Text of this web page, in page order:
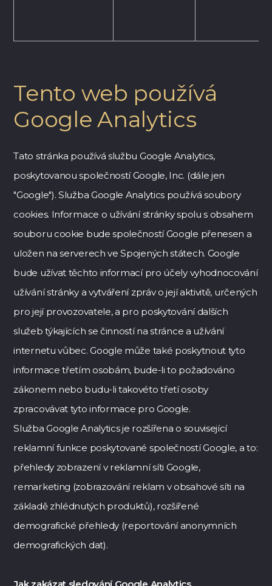
Tento web používá
Google Analytics
Tato stránka používá službu Google Analytics,
poskytovanou společností Google, Inc. (dále jen
"Google"). Služba Google Analytics používá soubory
cookies. Informace o užívání stránky spolu s obsahem
souboru cookie bude společností Google přenesen a
uložen na serverech ve Spojených státech. Google
bude užívat těchto informací pro účely vyhodnocování
užívání stránky a vytváření zpráv o její aktivitě, určených
pro její provozovatele, a pro poskytování dalších
služeb týkajících se činností na stránce a užívání
internetu vůbec. Google může také poskytnout tyto
informace třetím osobám, bude-li to požadováno
zákonem nebo budu-li takovéto třetí osoby
zpracovávat tyto informace pro Google.
Služba Google Analytics je rozšířena o související
reklamní funkce poskytované společností Google, a to:
přehledy zobrazení v reklamní síti Google,
remarketing (zobrazování reklam v obsahové síti na
základě zhlédnutých produktů), rozšířené
demografické přehledy (reportování anonymních
demografických dat).
Jak zakázat sledování Google Analytics